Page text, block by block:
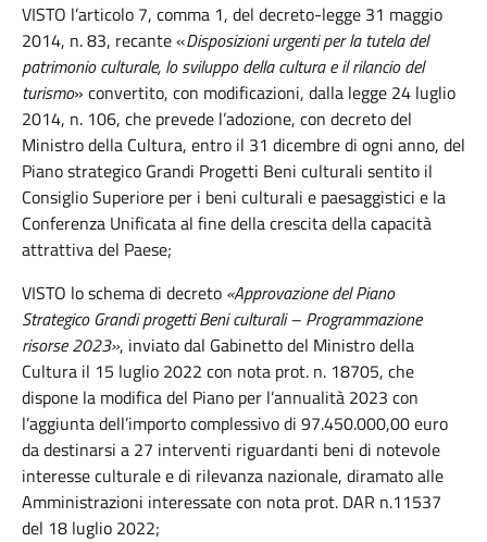
VISTO l’articolo 7, comma 1, del decreto-legge 31 maggio
2014, n. 83, recante «Disposizioni urgenti per la tutela del
patrimonio culturale, lo sviluppo della cultura e il rilancio del
turismo» convertito, con modificazioni, dalla legge 24 luglio
2014, n. 106, che prevede l’adozione, con decreto del
Ministro della Cultura, entro il 31 dicembre di ogni anno, del
Piano strategico Grandi Progetti Beni culturali sentito il
Consiglio Superiore per i beni culturali e paesaggistici e la
Conferenza Unificata al fine della crescita della capacità
attrattiva del Paese;
VISTO lo schema di decreto «Approvazione del Piano
Strategico Grandi progetti Beni culturali – Programmazione
risorse 2023», inviato dal Gabinetto del Ministro della
Cultura il 15 luglio 2022 con nota prot. n. 18705, che
dispone la modifica del Piano per l’annualità 2023 con
l’aggiunta dell’importo complessivo di 97.450.000,00 euro
da destinarsi a 27 interventi riguardanti beni di notevole
interesse culturale e di rilevanza nazionale, diramato alle
Amministrazioni interessate con nota prot. DAR n.11537
del 18 luglio 2022;